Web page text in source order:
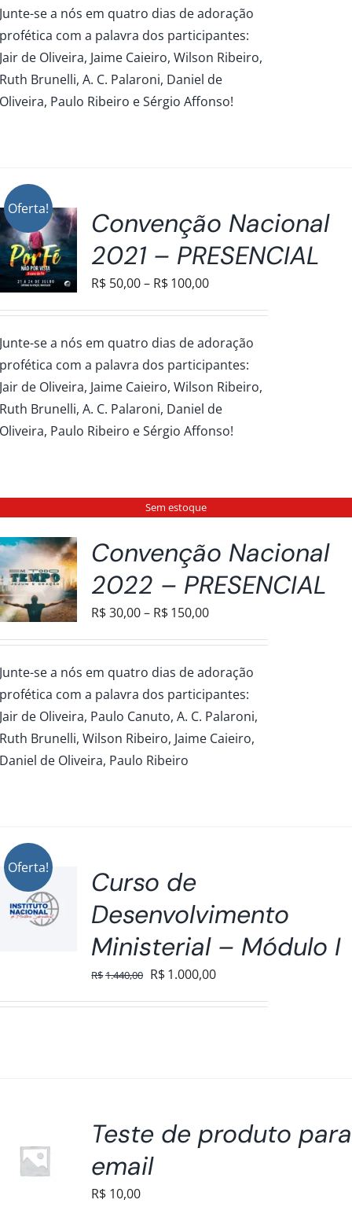
Junte-se a nós em quatro dias de adoração
profética com a palavra dos participantes:
Jair de Oliveira, Jaime Caieiro, Wilson Ribeiro,
Ruth Brunelli, A. C. Palaroni, Daniel de
Oliveira, Paulo Ribeiro e Sérgio Affonso!
Oferta!
Convenção Nacional
2021 – PRESENCIAL
R$ 50,00 – R$ 100,00Faixa
R$50,00
através
R$100,00
Junte-se a nós em quatro dias de adoração
profética com a palavra dos participantes:
Jair de Oliveira, Jaime Caieiro, Wilson Ribeiro,
Ruth Brunelli, A. C. Palaroni, Daniel de
Oliveira, Paulo Ribeiro e Sérgio Affonso!
Sem estoque
Convenção Nacional
2022 – PRESENCIAL
R$30,00 – R$ 150,00Faixa
R$30,00
através
R$150,00
Junte-se a nós em quatro dias de adoração
profética com a palavra dos participantes:
Jair de Oliveira, Paulo Canuto, A. C. Palaroni,
Ruth Brunelli, Wilson Ribeiro, Jaime Caieiro,
Daniel de Oliveira, Paulo Ribeiro
Oferta!
Curso de
Desenvolvimento
Ministerial – Módulo I
R$1.440,00 O
R$1.000,00O
Teste de produto para
email
R$ 10,00